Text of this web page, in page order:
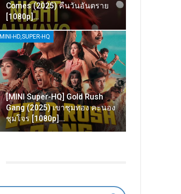
Comes (2025) คืนวันอันตราย
[1080p]…
MINI-HD,SUPER-HQ
[MINI Super-HQ] Gold Rush
Gang (2025) เขาชุมทอง คะนอง
ชุมโจร [1080p]…